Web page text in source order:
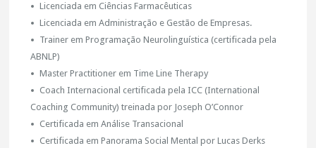
Licenciada em Ciências Farmacêuticas
Licenciada em Administração e Gestão de Empresas.
Trainer em Programação Neurolinguística (certificada pela
ABNLP)
Master Practitioner em Time Line Therapy
Coach Internacional certificada pela ICC (International
Coaching Community) treinada por Joseph O’Connor
Certificada em Análise Transacional
Certificada em Panorama Social Mental por Lucas Derks